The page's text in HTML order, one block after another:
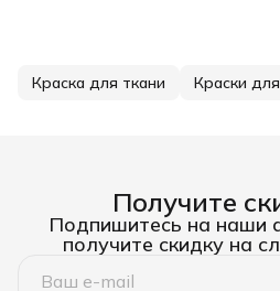
Краска для ткани Краски
Получите
Подпишитесь на наши
получите скидку на